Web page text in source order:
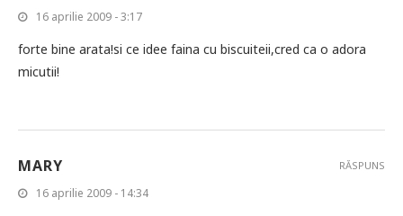
16 aprilie 2009 - 3:17
forte bine arata!si ce idee faina cu biscuiteii,cred ca o adora
micutii!
MARY
16 aprilie 2009 - 14:34
RĂSPUNS